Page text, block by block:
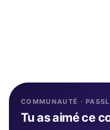
COMMUNAUTÉ ·
Tu as aimé ce